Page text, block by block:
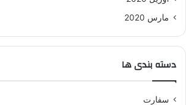
مارس 2020
دسته بندی ها
سفارت